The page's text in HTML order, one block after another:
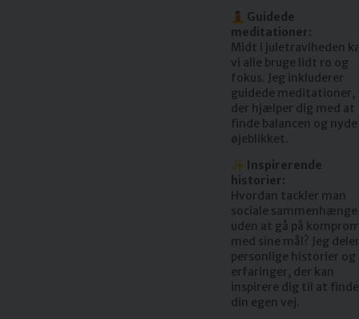
🧘 Guidede
meditationer:
Midt i juletravlheden
vi alle bruge lidt ro og
fokus. Jeg inkluderer
guidede meditationer,
der hjælper dig med at
finde balancen og nyde
øjeblikket.
✨ Inspirerende
historier:
Hvordan tackler man
sociale sammenhænge
uden at gå på
med sine mål? Jeg deler
personlige historier og
erfaringer, der kan
inspirere dig til at finde
din egen vej.